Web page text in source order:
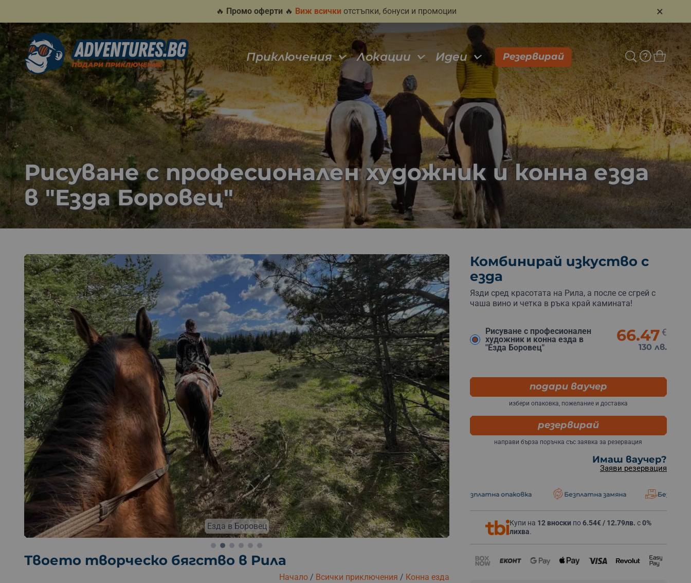
🔥 Промо оферти 🔥 Виж всички отстъпки, бонуси и промоции ×
Приключения Локации Идеи Резервирай
Рисуване с професионален художник и конна езда
в "Eзда Боровец"
Езда в Боровец Разходка с
Твоето творческо бягство в Рила
Начало/ Всички приключения / Конна езда
Комбинирай изкуство с
езда
Язди сред красотата на Рила, а после се сгрей с
чаша вино и четка в ръка край камината!
Рисуване с професионален
художник и конна езда в
"Eзда Боровец"
66.47 €
130 лв.
подари ваучер
избери опаковка, пожелание и доставка
резервирай
направи бърза поръчка със заявка за резервация
Имаш ваучер?
Заяви резервация
Безплатна доставка Безплатна опаковка Безплатна замяна Безплатна доставка Безплатна опаковка Безплатна замяна Безплатна доставка
Купи на 12 вноски по6.54€ / 12.79лв. с0%
лихва.